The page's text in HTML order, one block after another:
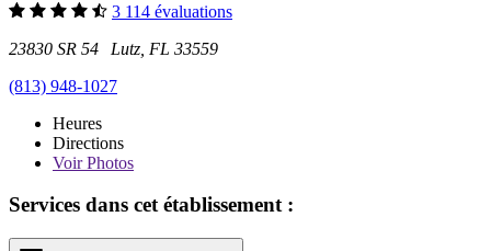
3 114 évaluations
23830 SR 54 Lutz, FL 33559
(813) 948-1027
Heures
Directions
VoirPhotos
Services dans cet établissement :